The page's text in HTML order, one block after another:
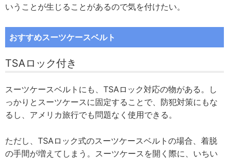
いうことが生じることがあるので気を付けたい。
おすすめスーツケースベルト
TSAロック付き
スーツケースベルトにも、TSAロック対応の物がある。し
っかりとスーツケースに固定することで、防犯対策にもな
るし、アメリカ旅行でも問題なく使用できる。
ただし、TSAロック式のスーツケースベルトの場合、着脱
の手間が増えてしまう。スーツケースを開く際に、いちい